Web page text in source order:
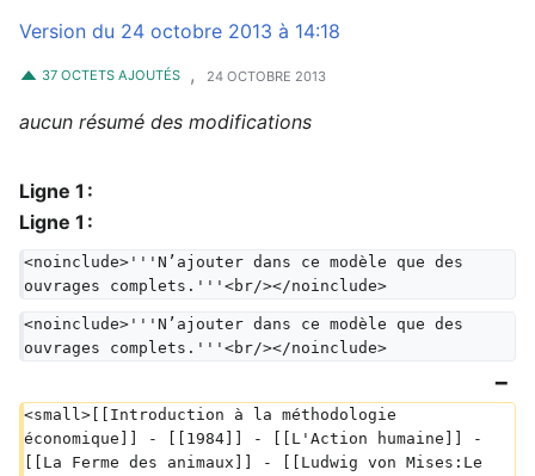
Version du 24 octobre 2013 à 14:18
37 OCTETS AJOUTÉS , 24 OCTOBRE 2013
aucun résumé des modifications
Ligne 1 :
Ligne 1 :
<noinclude>'''N’ajouter dans ce modèle que des
ouvrages complets.'''<br/></noinclude>
<noinclude>'''N’ajouter dans ce modèle que des
ouvrages complets.'''<br/></noinclude>
<small>[[Introduction à la méthodologie
économique]] - [[1984]] - [[L'Action humaine]] -
[[La Ferme des animaux]] - [[Ludwig von Mises:Le